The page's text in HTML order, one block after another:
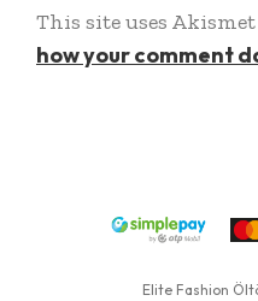
This site uses
how your comment
Elite Fashion